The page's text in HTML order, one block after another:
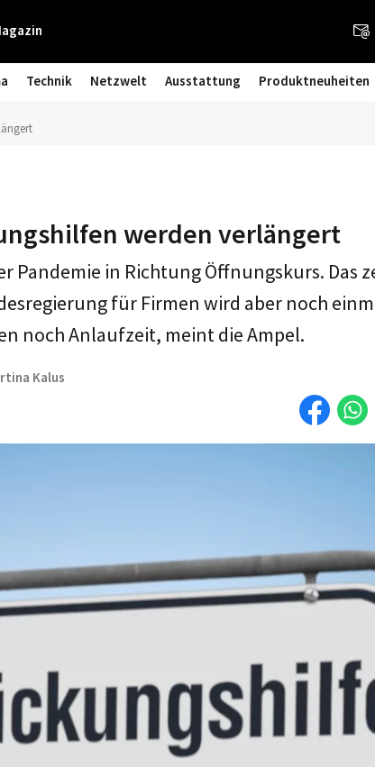
Technik Netzwelt Ausstattung Produktneuheiten
werden verlängert
Pandemie in Richtung Öffnungskurs. Das
für Firmen wird aber noch
noch Anlaufzeit, meint die Ampel.
Kalus